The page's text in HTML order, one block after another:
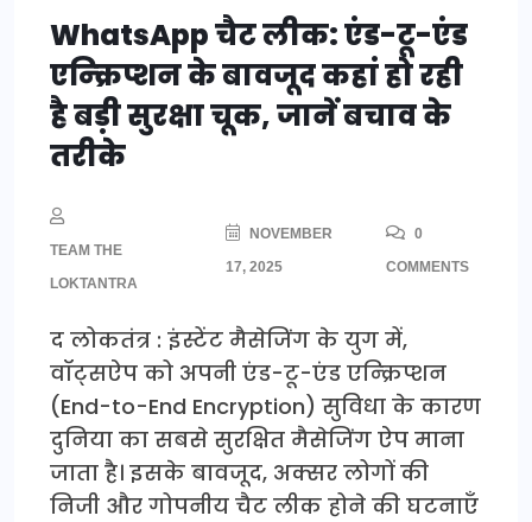
WhatsApp चैट लीक: एंड-टू-एंड
एन्क्रिप्शन के बावजूद कहां हो रही
है बड़ी सुरक्षा चूक, जानें बचाव के
तरीके
TEAM THE
LOKTANTRA
NOVEMBER
17, 2025
0
COMMENTS
द लोकतंत्र : इंस्टेंट मैसेजिंग के युग में,
वॉट्सऐप को अपनी एंड-टू-एंड एन्क्रिप्शन
(End-to-End Encryption) सुविधा के कारण
दुनिया का सबसे सुरक्षित मैसेजिंग ऐप माना
जाता है। इसके बावजूद, अक्सर लोगों की
निजी और गोपनीय चैट लीक होने की घटनाएँ